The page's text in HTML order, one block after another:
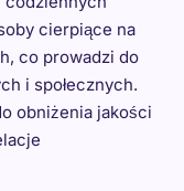
cierpiące na
co prowadzi do
i społecznych.
obniżenia jakości